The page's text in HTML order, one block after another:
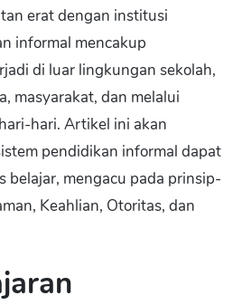
erat dengan institusi
informal mencakup
di luar lingkungan sekolah,
masyarakat, dan melalui
hari. Artikel ini akan
pendidikan informal dapat
belajar, mengacu pada prinsip-
Keahlian, Otoritas, dan